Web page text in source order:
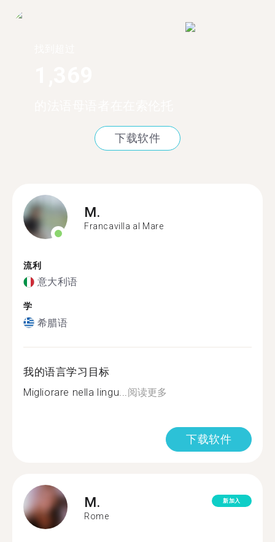
下载软件
M.
Francavilla al Mare
流利
意大利语
学
希腊语
我的语言学习目标
Migliorare nella lingu... 阅读更多
下载软件
M.
Rome
新加入